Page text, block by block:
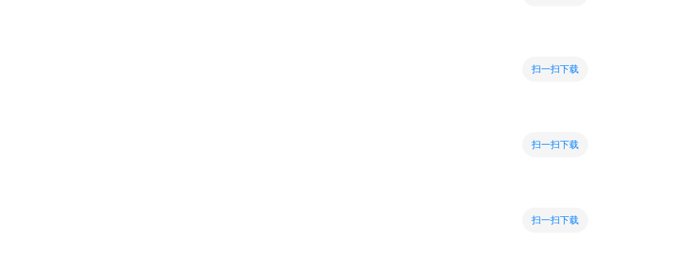
扫一扫下载
扫一扫下载
扫一扫下载